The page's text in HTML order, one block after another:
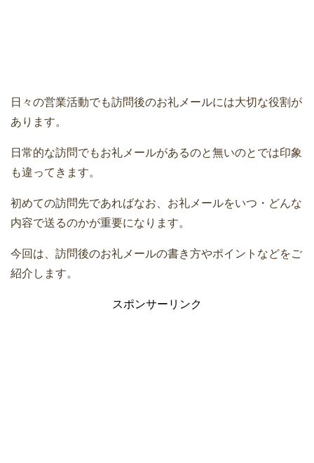
日々の営業活動でも訪問後のお礼メールには大切な役割が
あります。
日常的な訪問でもお礼メールがあるのと無いのとでは印象
も違ってきます。
初めての訪問先であればなお、お礼メールをいつ・どんな
内容で送るのかが重要になります。
今回は、訪問後のお礼メールの書き方やポイントなどをご
紹介します。
スポンサーリンク